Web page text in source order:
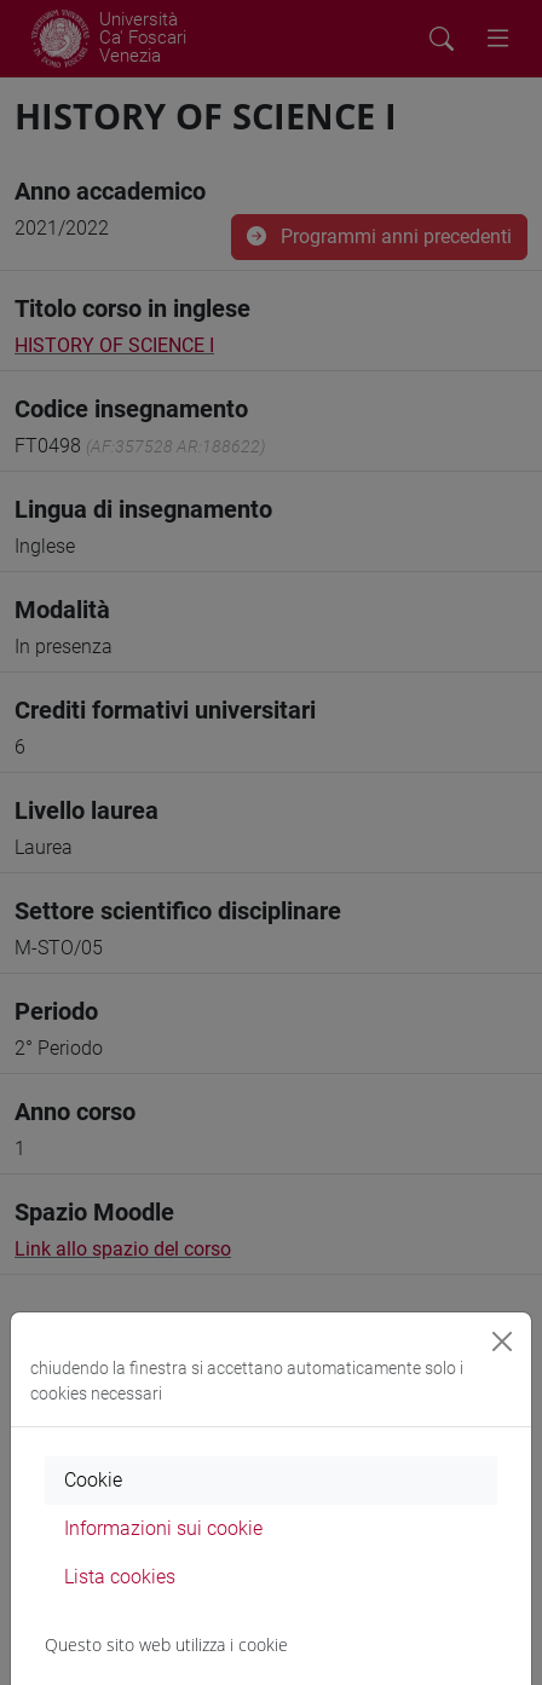
Università
Ca' Foscari
Venezia
HISTORY OF SCIENCE I
Anno accademico
2021/2022 Programmi anni precedenti
Titolo corso in inglese
HISTORY OF SCIENCE I
Codice insegnamento
FT0498 (AF:357528 AR:188622)
Lingua di insegnamento
Inglese
Modalità
In presenza
Crediti formativi universitari
6
Livello laurea
Laurea
Settore scientifico disciplinare
M-STO/05
Periodo
2° Periodo
Anno corso
1
Spazio Moodle
Link allo spazio del corso
chiudendo la finestra si accettano automaticamente solo i
cookies necessari
Cookie
Informazioni sui cookie
Lista cookies
Questo sito web utilizza i cookie